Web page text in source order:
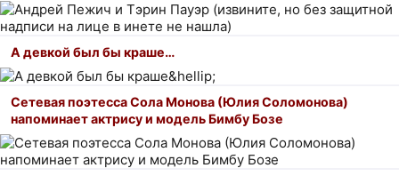
А девкой был бы краше…
Сетевая поэтесса Сола Монова (Юлия Соломонова)
напоминает актрису и модель Бимбу Бозе